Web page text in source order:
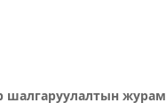
шалгаруулалтын журам